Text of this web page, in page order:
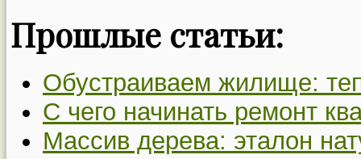
Прошлые статьи:
Обустраиваем жилище:
С чего начинать ремонт
Массив дерева: эталон